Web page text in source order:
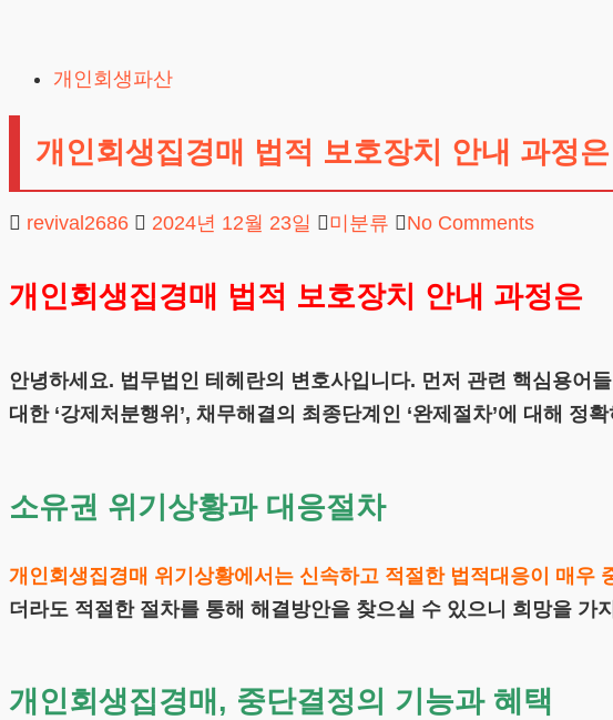
content
개인회생파산
개인회생집경매 법적 보호장치 안내 과정은
revival2686 2024년 12월 23일 미분류 No Comments
개인회생집경매 법적 보호장치 안내 과정은
안녕하세요. 법무법인 테헤란의 변호사입니다. 먼저 관련 핵심용어
대한 ‘강제처분행위’, 채무해결의 최종단계인 ‘완제절차’에 대해 정
소유권 위기상황과 대응절차
개인회생집경매 위기상황에서는 신속하고 적절한 법적대응이 매우
더라도 적절한 절차를 통해 해결방안을 찾으실 수 있으니 희망을 가
개인회생집경매, 중단결정의 기능과 혜택